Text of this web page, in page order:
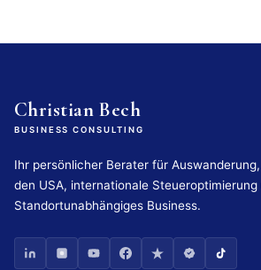
Christian Bech
BUSINESS CONSULTING
Ihr persönlicher Berater für
den USA, internationale Steueroptimierung
Standortunabhängiges Business.